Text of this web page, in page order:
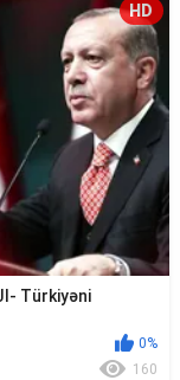
HD
Türkiyəni
0%
160